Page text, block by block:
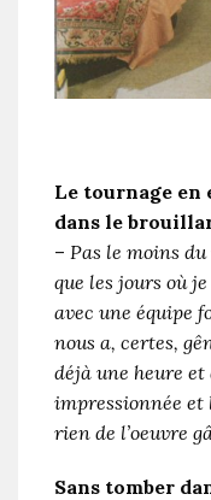
Le tournage en
dans le
– Pas le moins
que les jours où
avec une équipe
nous a, certes,
déjà une heure
impressionnée et
rien de l’oeuvre
Sans tomber